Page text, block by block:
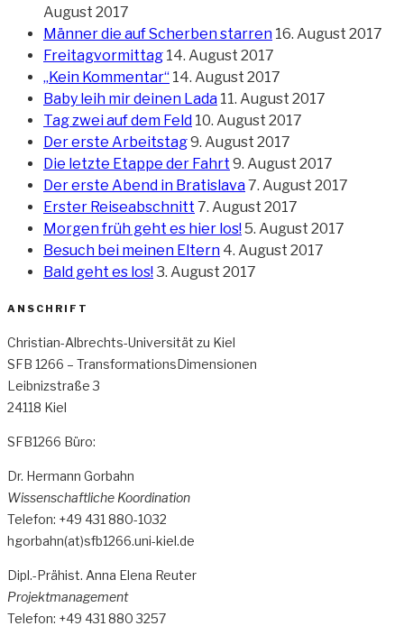
August 2017
Männer die auf Scherben starren 16. August 2017
Freitagvormittag 14. August 2017
„Kein Kommentar“ 14. August 2017
Baby leih mir deinen Lada 11. August 2017
Tag zwei auf dem Feld 10. August 2017
Der erste Arbeitstag9. August 2017
Die letzte Etappe der Fahrt 9. August 2017
Der erste Abend in Bratislava7. August 2017
Erster Reiseabschnitt 7. August 2017
Morgen früh geht es hier los!5. August 2017
Besuch bei meinen Eltern 4. August 2017
Bald geht es los!3. August 2017
ANSCHRIFT
Christian-Albrechts-Universität zu Kiel
SFB 1266 – TransformationsDimensionen
Leibnizstraße 3
24118 Kiel
SFB1266 Büro:
Dr. Hermann Gorbahn
Wissenschaftliche Koordination
Telefon: +49 431 880-1032
hgorbahn(at)sfb1266.uni-kiel.de
Dipl.-Prähist. Anna Elena Reuter
Projektmanagement
Telefon: +49 431 880 3257